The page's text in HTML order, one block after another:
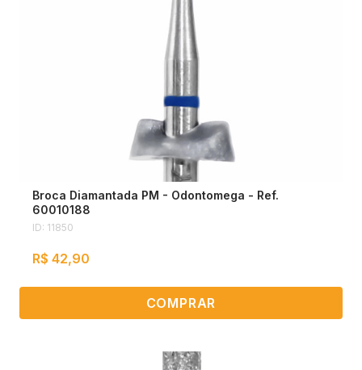
Broca Diamantada PM - Odontomega - Ref.
60010188
ID: 11850
R$ 42,90
COMPRAR